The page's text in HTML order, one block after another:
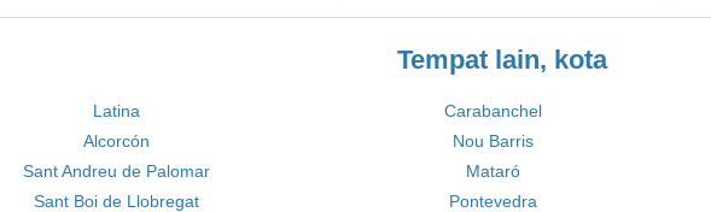
Tempat lain, kota
Latina Carabanchel
Alcorcón
Nou Barris
Sant Andreu de Palomar
Mataró
Sant Boi de Llobregat
Pontevedra